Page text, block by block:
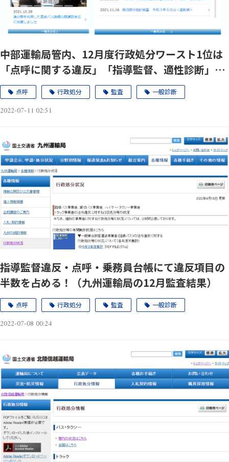
中部運輸局管内、12月度行政処分ワースト1位は
「点呼に関する違反」「指導監督、適性診断」が
2か月連続で僅か1件差のツートップに。
点呼 行政処分 監査 一般診断
2022-07-11 02:51
指導監督違反・点呼・乗務員台帳にて違反項目の
半数を占める！（九州運輸局の12月監査結果）
点呼 行政処分 監査 一般診断
2022-07-08 00:24